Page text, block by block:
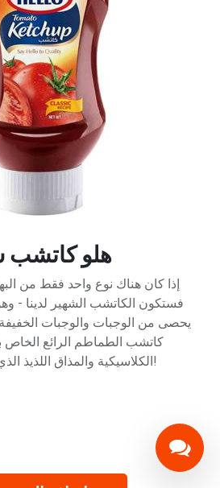
هلو كاتشب
إذا كان هناك نوع واحد فقط من
فستكون الكاتشب الشهير لدينا -
يحصى من الوجبات والوجبات الخفيفة
كاتشب الطماطم الرائع الخاص
الكلاسيكية والمذاق اللذيذ الذي ترغب فيه براعم التذوق!